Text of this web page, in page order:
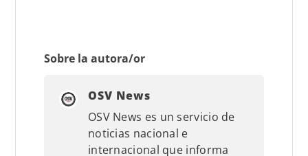
Sobre la autora/or
OSV News
OSV News es un servicio de
noticias nacional e
internacional que informa